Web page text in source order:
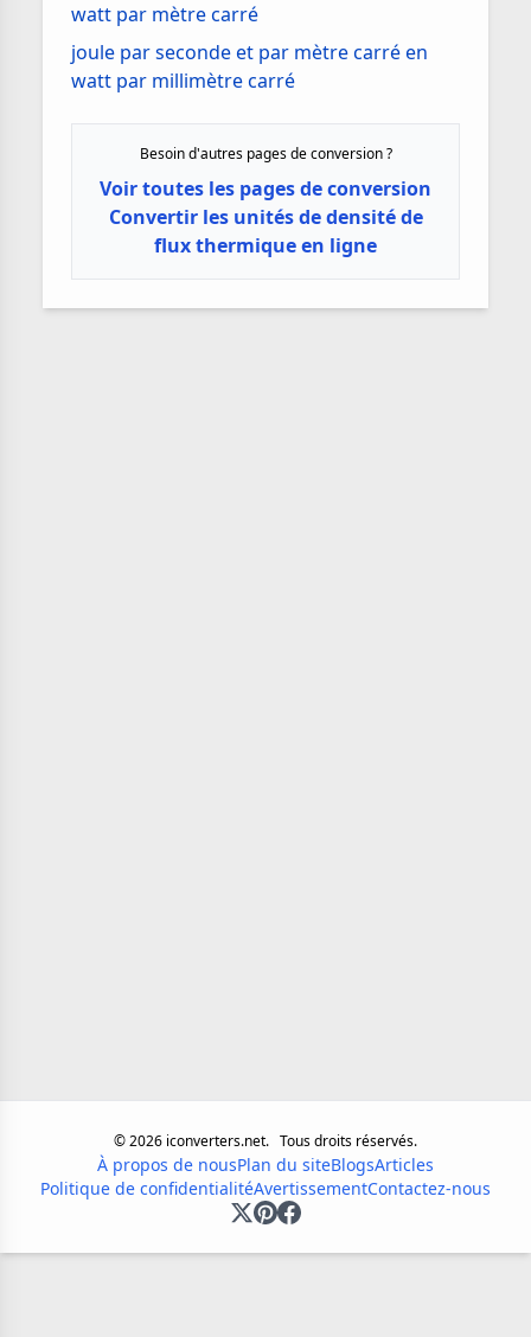
watt par mètre carré
joule par seconde et par mètre carré en
watt par millimètre carré
Besoin d'autres pages de conversion ?
Voir toutes les pages de conversion
Convertir les unités de densité de
flux thermique en ligne
©2026 iconverters.net. Tous droits réservés.
À propos de nousPlan du siteBlogsArticles
Politique de confidentialitéAvertissementContactez-nous